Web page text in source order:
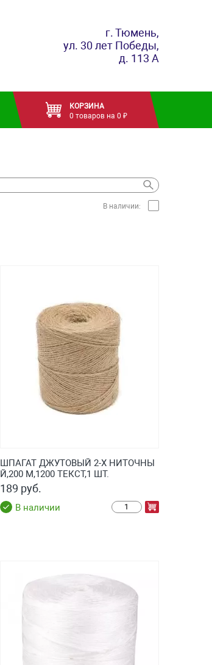
г. Тюмень,
ул. 30 лет Победы,
д. 113 А
КОРЗИНА
0 товаров на 0 ₽
В наличии:
ШПАГАТ ДЖУТОВЫЙ 2-Х НИТОЧНЫ
Й,200 М,1200 ТЕКСТ,1 ШТ.
189 руб.
В наличии